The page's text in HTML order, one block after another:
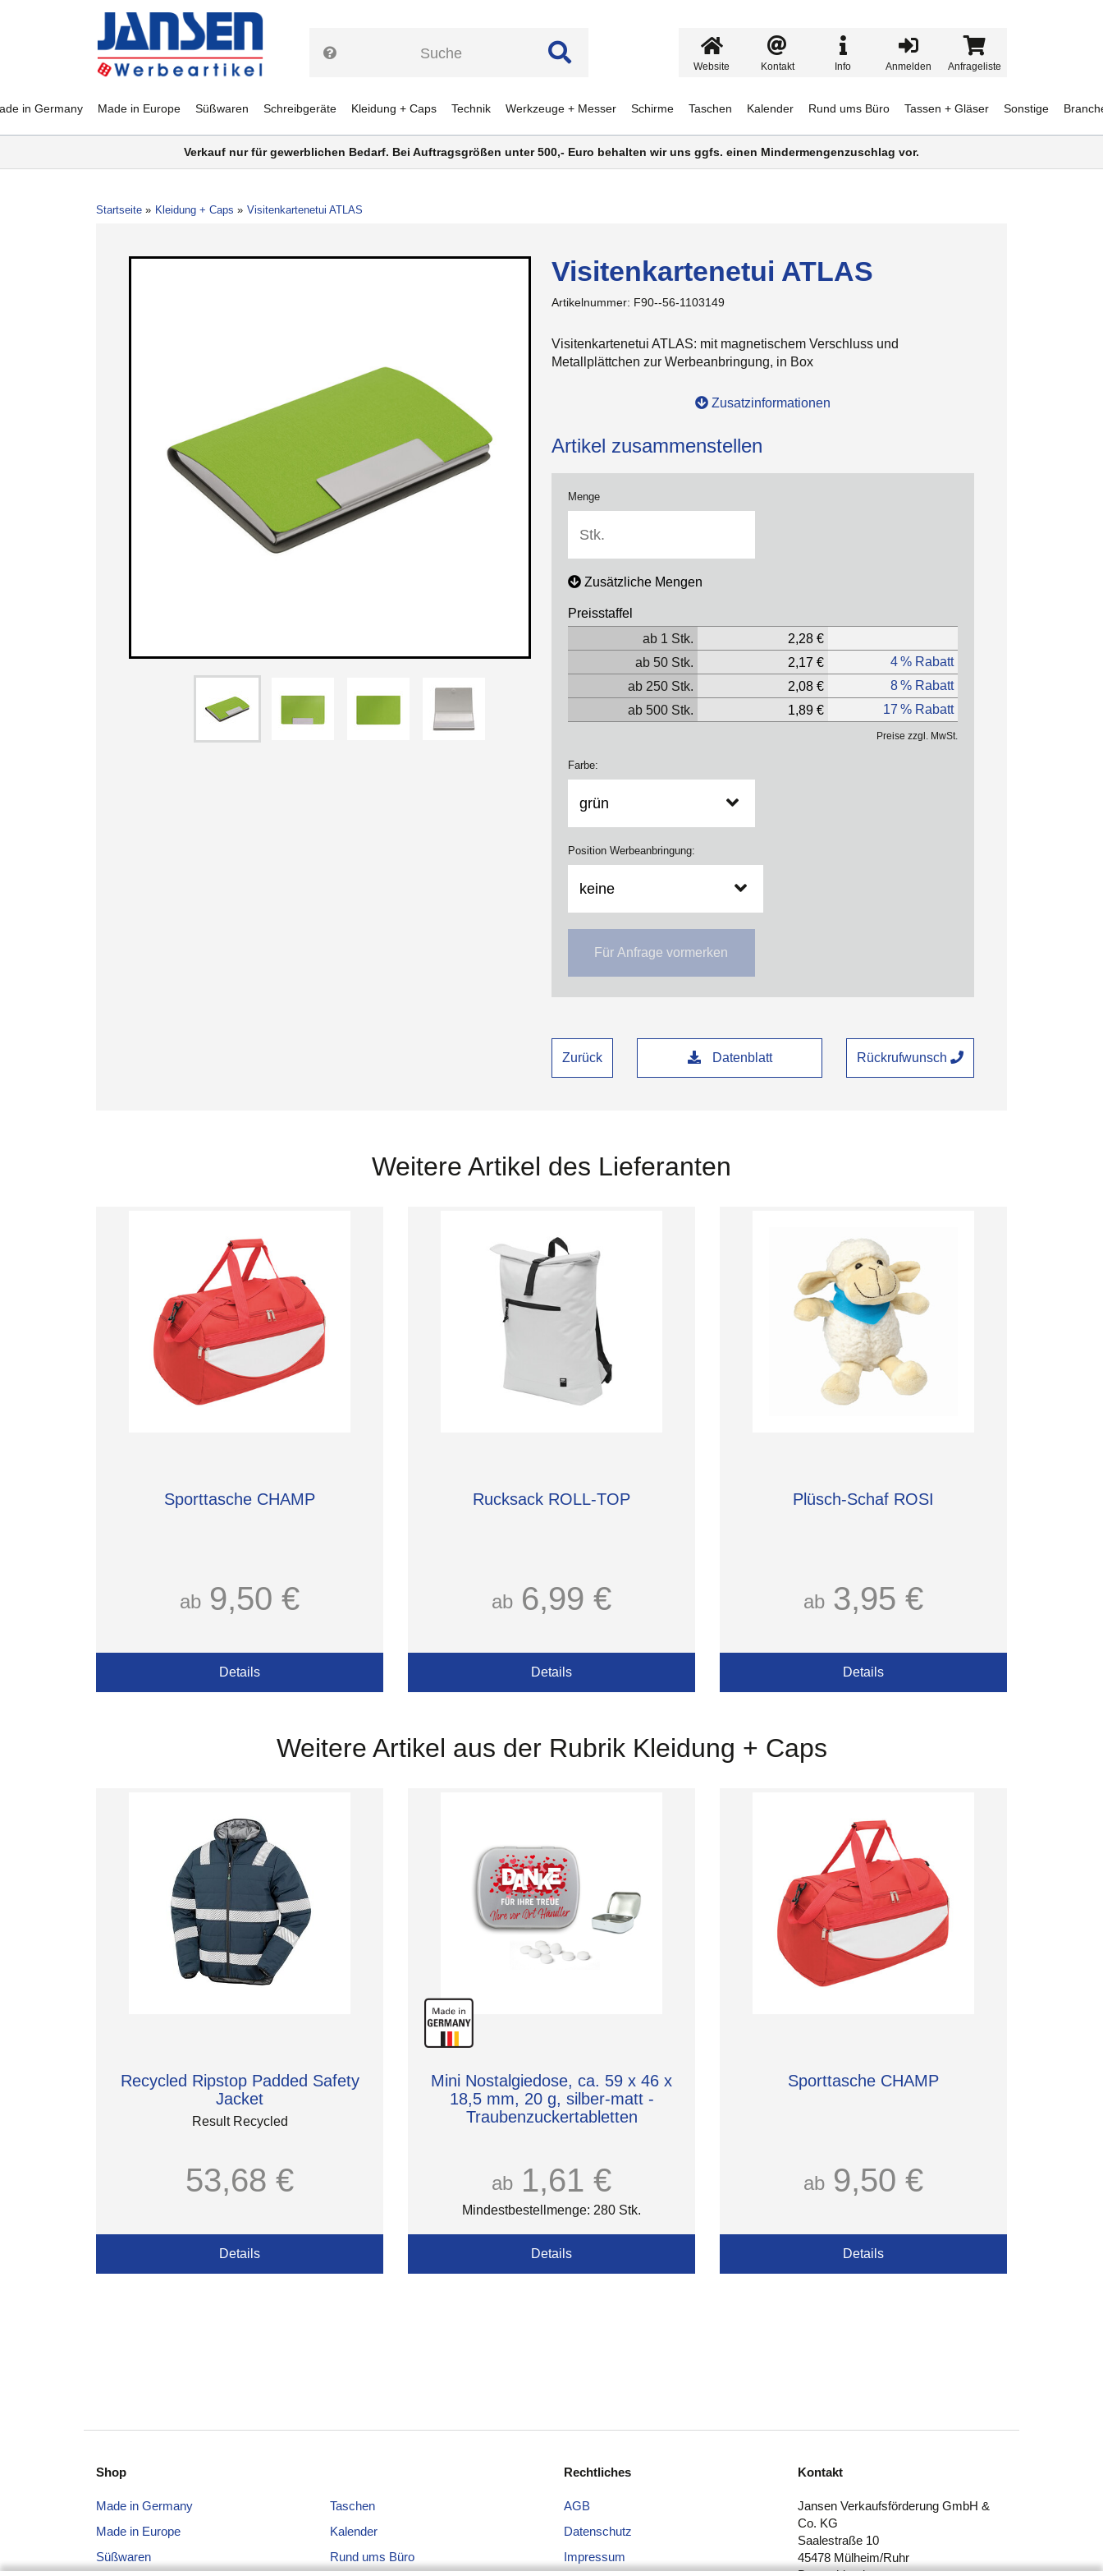
in Germany Made in Europe Süßwaren Schreibgeräte Kleidung + Caps Technik Werkzeuge + Messer Schirme Taschen Kalender Rund ums Büro Tassen + Gläser Sonstige
Website Kontakt Info Anmelden Anfrageliste
Verkauf nur für gewerblichen Bedarf. Bei Auftragsgrößen unter 500,- Euro behalten wir uns ggfs. einen Mindermengenzuschlag vor.
Startseite Kleidung + Caps Visitenkartenetui ATLAS
Visitenkartenetui ATLAS
Artikelnummer: F90--56-1103149
Visitenkartenetui ATLAS: mit magnetischem Verschluss und
Metallplättchen zur Werbeanbringung, in Box
Zusatzinformationen
Artikel zusammenstellen
Menge
Zusätzliche Mengen
Preisstaffel
ab 1 Stk.
2,28 €
ab 50 Stk.
2,17 €
4 % Rabatt
ab 250 Stk.
2,08 €
8 % Rabatt
ab 500 Stk.
1,89 € 17 % Rabatt
Preise zzgl. MwSt.
Farbe:
Position Werbeanbringung:
Für Anfrage vormerken
Zurück Datenblatt Rückrufwunsch
Weitere Artikel des Lieferanten
Sporttasche CHAMP
ab 9,50 €
Details
Rucksack ROLL-TOP
ab 6,99 €
Details
Plüsch-Schaf ROSI
ab 3,95 €
Details
Weitere Artikel aus der Rubrik Kleidung + Caps
Recycled Ripstop Padded Safety
Jacket
Result Recycled
53,68 €
Details
Mini Nostalgiedose, ca. 59 x 46 x
18,5 mm, 20 g, silber-matt -
Traubenzuckertabletten
ab 1,61 €
Mindestbestellmenge: 280 Stk.
Details
Sporttasche CHAMP
ab 9,50 €
Details
Shop
Made in Germany
Made in Europe
Süßwaren
Taschen
Kalender
Rund ums Büro
Rechtliches
AGB
Datenschutz
Impressum
Kontakt
Jansen Verkaufsförderung GmbH &
Co. KG
Saalestraße 10
45478 Mülheim/Ruhr